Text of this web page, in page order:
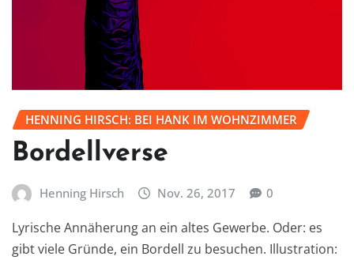
HENNING HIRSCH: BEI HANK IM WOHNZIMMER
Bordellverse
Henning Hirsch Nov. 26, 2017 0
Lyrische Annäherung an ein altes Gewerbe. Oder: es
gibt viele Gründe, ein Bordell zu besuchen. Illustration: